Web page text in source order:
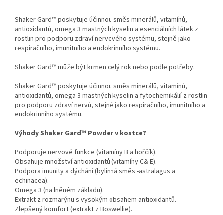
Shaker Gard™ poskytuje účinnou směs minerálů, vitamínů,
antioxidantů, omega 3 mastných kyselin a esenciálních látek z
rostlin pro podporu zdraví nervového systému, stejně jako
respiračního, imunitního a endokrinního systému.
Shaker Gard™ může být krmen celý rok nebo podle potřeby.
Shaker Gard™ poskytuje účinnou směs minerálů, vitamínů,
antioxidantů, omega 3 mastných kyselin a fytochemikálií z rostlin
pro podporu zdraví nervů, stejně jako respiračního, imunitního a
endokrinního systému.
Výhody Shaker Gard™ Powder v kostce?
Podporuje nervové funkce (vitamíny B a hořčík).
Obsahuje množství antioxidantů (vitamíny C& E).
Podpora imunity a dýchání (bylinná směs -astralagus a
echinacea).
Omega 3 (na lněném základu).
Extrakt z rozmarýnu s vysokým obsahem antioxidantů.
Zlepšený komfort (extrakt z Boswellie).